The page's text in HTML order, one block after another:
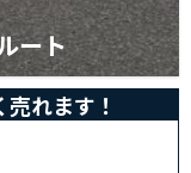
ート
れます！